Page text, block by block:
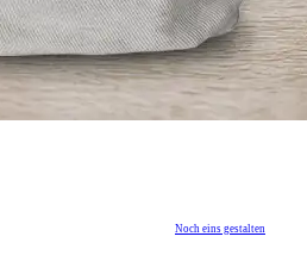
Noch eins gestalten